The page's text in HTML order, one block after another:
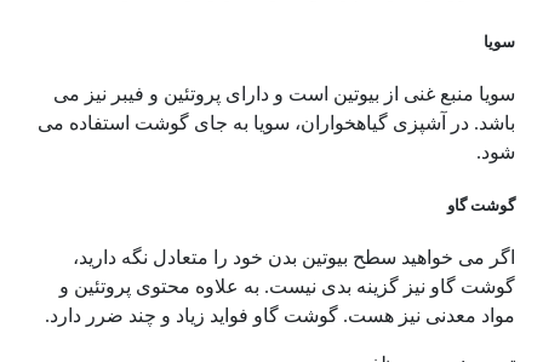
سویا
سویا منبع غنی از بیوتین است و دارای پروتئین و فیبر نیز می
باشد. در آشپزی گیاهخواران، سویا به جای گوشت استفاده می
شود.
گوشت گاو
اگر می خواهید سطح بیوتین بدن خود را متعادل نگه دارید،
گوشت گاو نیز گزینه بدی نیست. به علاوه محتوی پروتئین و
مواد معدنی نیز هست. گوشت گاو فواید زیاد و چند ضرر دارد.